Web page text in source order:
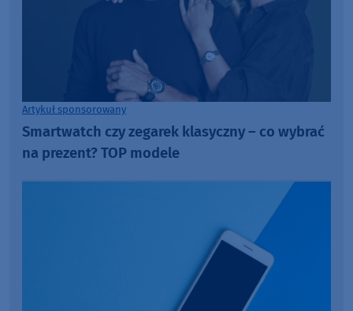
Artykuł sponsorowany
Smartwatch czy zegarek klasyczny – co wybrać
na prezent? TOP modele